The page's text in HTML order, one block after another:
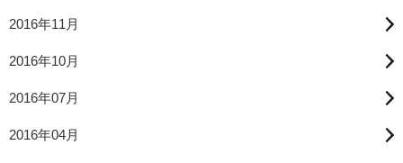
2016年11月
2016年10月
2016年07月
2016年04月